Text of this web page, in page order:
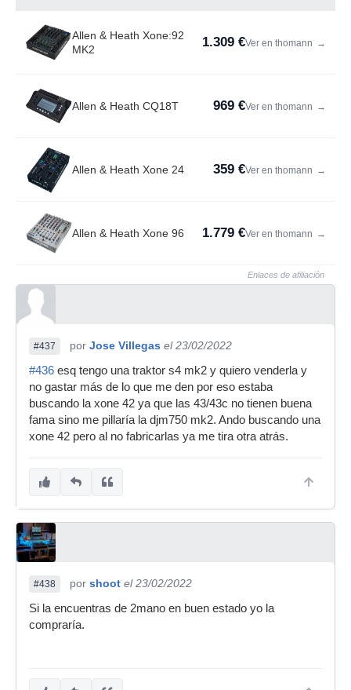
Allen & Heath Xone:92
MK2
1.309 €Ver en thomann →
Allen & Heath CQ18T 969 €Ver en thomann →
Allen & Heath Xone 24 359 €Ver en thomann →
Allen & Heath Xone 96 1.779 €Ver en thomann →
Enlaces de afiliación
#437 por Jose Villegas el 23/02/2022
#436 esq tengo una traktor s4 mk2 y quiero venderla y
no gastar más de lo que me den por eso estaba
buscando la xone 42 ya que las 43/43c no tienen buena
fama sino me pillaría la djm750 mk2. Ando buscando una
xone 42 pero al no fabricarlas ya me tira otra atrás.
#438 por shoot el 23/02/2022
Si la encuentras de 2mano en buen estado yo la
compraría.